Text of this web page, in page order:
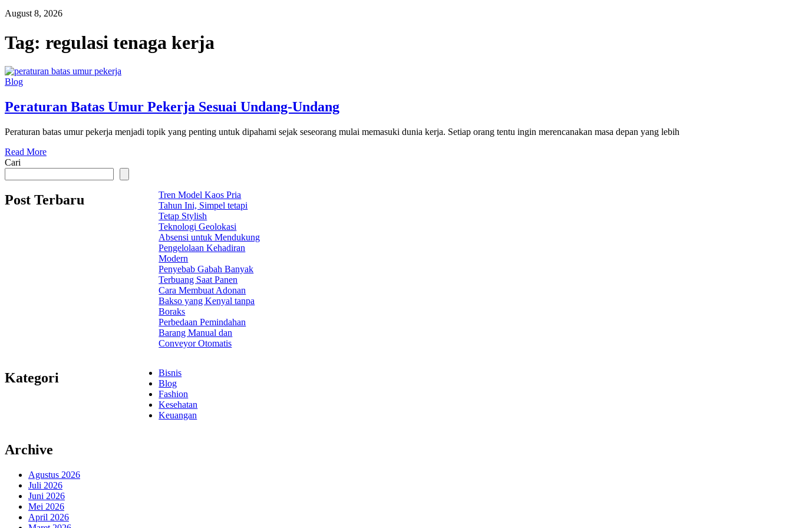
August 8, 2026
Tag: regulasi tenaga kerja
Blog
Peraturan Batas Umur Pekerja Sesuai Undang-Undang
Peraturan batas umur pekerja menjadi topik yang penting untuk dipahami sejak seseorang mulai memasuki dunia kerja. Setiap orang tentu ingin merencanakan masa depan yang lebih
Read More
Cari
Post Terbaru
Tren Model Kaos Pria
Tahun Ini, Simpel tetapi
Tetap Stylish
Teknologi Geolokasi
Absensi untuk Mendukung
Pengelolaan Kehadiran
Modern
Penyebab Gabah Banyak
Terbuang Saat Panen
Cara Membuat Adonan
Bakso yang Kenyal tanpa
Boraks
Perbedaan Pemindahan
Barang Manual dan
Conveyor Otomatis
Kategori
Bisnis
Blog
Fashion
Kesehatan
Keuangan
Archive
Agustus 2026
Juli 2026
Juni 2026
Mei 2026
April 2026